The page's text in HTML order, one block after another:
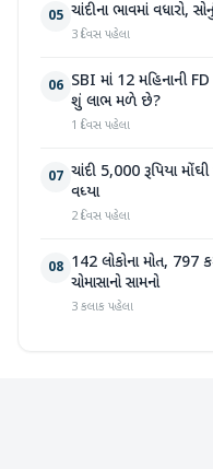
05 ચાંદીના ભાવમાં વધારો,
3 દિવસ પહેલા
06 SBI માં 12 મહિનાની
શું લાભ મળે છે?
1 દિવસ પહેલા
07 ચાંદી 5,000 રૂપિયા
વધ્યા
2 દિવસ પહેલા
08 142 લોકોના મોત, 797
ચોમાસાનો સામનો
3 કલાક પહેલા